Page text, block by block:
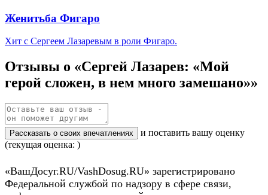
Женитьба Фигаро
Хит с Сергеем Лазаревым в роли Фигаро.
Отзывы о «Сергей Лазарев: «Мой
герой сложен, в нем много замешано»»
Рассказать о своих впечатлениях
и поставить вашу оценку
(текущая оценка: )
«ВашДосуг.RU/VashDosug.RU» зарегистрировано
Федеральной службой по надзору в сфере связи,